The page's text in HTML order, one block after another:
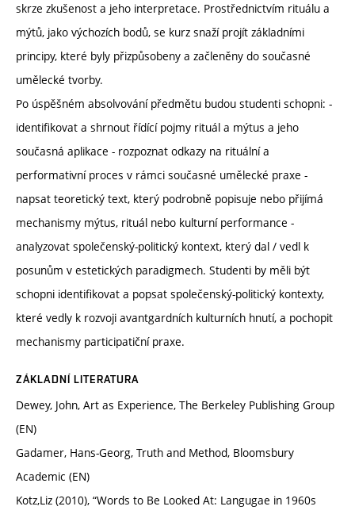
skrze zkušenost a jeho interpretace. Prostřednictvím rituálu a
mýtů, jako výchozích bodů, se kurz snaží projít základními
principy, které byly přizpůsobeny a začleněny do současné
umělecké tvorby.
Po úspěšném absolvování předmětu budou studenti schopni: -
identifikovat a shrnout řídící pojmy rituál a mýtus a jeho
současná aplikace - rozpoznat odkazy na rituální a
performativní proces v rámci současné umělecké praxe -
napsat teoretický text, který podrobně popisuje nebo přijímá
mechanismy mýtus, rituál nebo kulturní performance -
analyzovat společenský-politický kontext, který dal / vedl k
posunům v estetických paradigmech. Studenti by měli být
schopni identifikovat a popsat společenský-politický kontexty,
které vedly k rozvoji avantgardních kulturních hnutí, a pochopit
mechanismy participatiční praxe.
ZÁKLADNÍ LITERATURA
Dewey, John, Art as Experience, The Berkeley Publishing Group
(EN)
Gadamer, Hans-Georg, Truth and Method, Bloomsbury
Academic (EN)
Kotz,Liz (2010), “Words to Be Looked At: Langugae in 1960s